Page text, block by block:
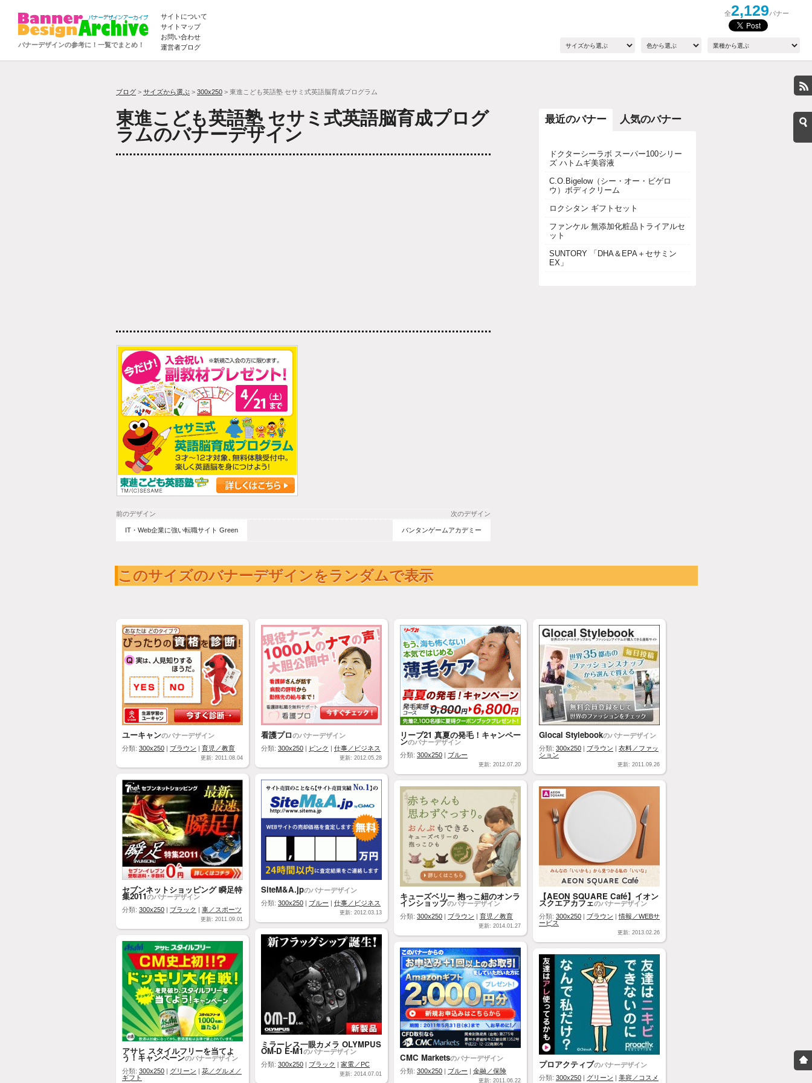
バナーデザインの参考に！一覧でまとめ！
サイトについて
サイトマップ
お問い合わせ
運営者ブログ
全2,129バナー
ブログ > サイズから選ぶ > 300x250 > 東進こども英語塾 セサミ式英語脳育成プログラム
東進こども英語塾 セサミ式英語脳育成プログ
ラムのバナーデザイン
前のデザイン 次のデザイン
IT・Web企業に強い転職サイト Green バンタンゲームアカデミー
最近のバナー 人気のバナー
ドクターシーラボ スーパー100シリー
ズ ハトムギ美容液
C.O.Bigelow（シー・オー・ビゲロ
ウ）ボディクリーム
ロクシタン ギフトセット
ファンケル 無添加化粧品トライアルセ
ット
SUNTORY 「DHA＆EPA＋セサミン
EX」
このサイズのバナーデザインをランダムで表示
ユーキャンのバナーデザイン
分類: 300x250 | ブラウン | 育児／教育
更新: 2011.08.04
看護プロのバナーデザイン
分類: 300x250 | ピンク | 仕事／ビジネス
更新: 2012.05.28
リーブ21 真夏の発毛！キャンペー
ンのバナーデザイン
分類: 300x250 | ブルー
更新: 2012.07.20
Glocal Stylebookのバナーデザイン
分類: 300x250 | ブラウン | 衣料／ファッ
ション
更新: 2011.09.26
セブンネットショッピング 瞬足特
集2011のバナーデザイン
分類: 300x250 | ブラック | 車／スポーツ
更新: 2011.09.01
SiteM&A.jpのバナーデザイン
分類: 300x250 | ブルー | 仕事／ビジネス
更新: 2012.03.13
キューズベリー 抱っこ紐のオンラ
インショップのバナーデザイン
分類: 300x250 | ブラウン | 育児／教育
更新: 2014.01.27
【AEON SQUARE Café】イオン
スクエアカフェのバナーデザイン
分類: 300x250 | ブラウン |情報／WEBサ
ービス
更新: 2013.02.26
ミラーレス一眼カメラ OLYMPUS
OM-D E-M1のバナーデザイン
分類: 300x250 | ブラック | 家電／PC
更新: 2014.07.01
アサヒ スタイルフリーを当てよ
う！キャンペーンのバナーデザイン
分類: 300x250 | グリーン | 花／グルメ／
ギフト
CMC Marketsのバナーデザイン
分類: 300x250 | ブルー | 金融／保険
更新: 2011.06.22
プロアクティブのバナーデザイン
分類: 300x250 | グリーン | 美容／コスメ